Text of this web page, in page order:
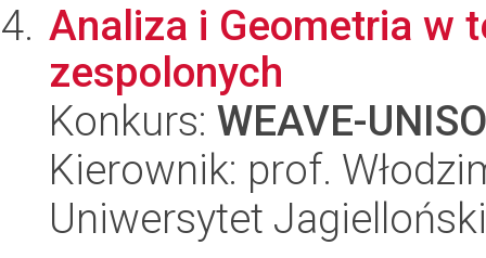
Analiza i Geometria w
zespolonych
Konkurs: WEAVE-
Kierownik: prof.
Uniwersytet Jagielloński